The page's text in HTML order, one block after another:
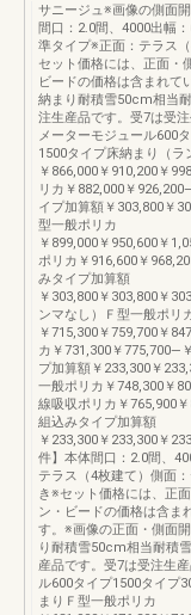
サニージュ※画像の側面
間口：2.0間、4000出幅
準タイプ※正面：テラス
セット価格には、正面・
ビードの価格は含まれて
納まり耐積雪50cm相当
注生産品です。受7は受
メーターモジュール600
1500タイプ床納まり（ラ
￥866,000￥910,200￥
リカ￥882,000￥
イプ加算額￥303,800￥
型一般ポリカ
￥899,000￥950,600￥
ポリカ￥916,600￥
みタイプ加算額
￥303,800￥303,800￥
ンマなし）Ｆ型一般ポリ
￥715,300￥759,700￥
カ￥731,300￥775,700―
プ加算額￥233,300￥
一般ポリカ￥748,300￥
線吸収ポリカ￥765,900
組込みタイプ加算額
￥233,300￥233,300￥
件】本体間口：2.0間、
テラス（4枚建て）側面
き※セット価格には、正
ン・ビードの価格は含ま
す。※画像の正面・側面
り耐積雪50cm相当耐積
産品です。受7は受注生
ル600タイプ1500タイプ
まりＦ型一般ポリカ